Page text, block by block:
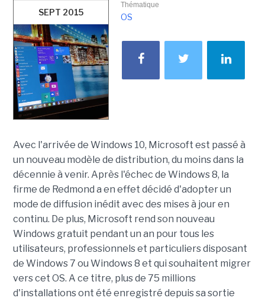
SEPT 2015
Thématique
OS
Avec l'arrivée de Windows 10, Microsoft est passé à
un nouveau modèle de distribution, du moins dans la
décennie à venir. Après l'échec de Windows 8, la
firme de Redmond a en effet décidé d'adopter un
mode de diffusion inédit avec des mises à jour en
continu. De plus, Microsoft rend son nouveau
Windows gratuit pendant un an pour tous les
utilisateurs, professionnels et particuliers disposant
de Windows 7 ou Windows 8 et qui souhaitent migrer
vers cet OS. A ce titre, plus de 75 millions
d'installations ont été enregistré depuis sa sortie